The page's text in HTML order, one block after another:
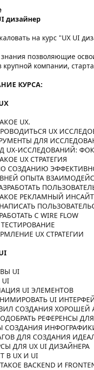
дизайнер
на курс "UX UI
знания позволяющие
крупной компании,
КУРСА:
UX.
UX
ДЛЯ
UX-ИССЛЕДОВАНИЙ:
UX СТРАТЕГИЯ
СОЗДАНИЮ
ОПЫТА
РЕКЛАМНЫЙ
НАПИСАТЬ
С WIRE FLOW
ТЕСТИРОВАНИЕ
UX СТРАТЕГИИ
UI
UI ЭЛЕМЕНТОВ
UI
СОЗДАНИЯ
РЕФЕРЕНСЫ
СОЗДАНИЯ
ДЛЯ СОЗДАНИЯ
ДЛЯ UX UI ДИЗАЙНЕРА
В UX И UI
BACKEND И